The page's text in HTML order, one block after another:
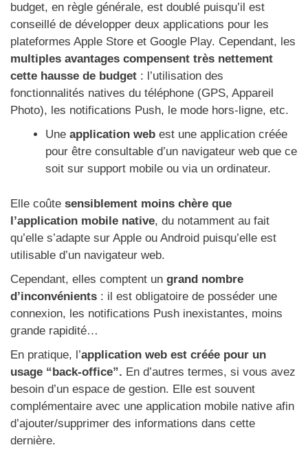
budget, en règle générale, est doublé puisqu’il est
conseillé de développer deux applications pour les
plateformes Apple Store et Google Play. Cependant, les
multiples avantages compensent très nettement
cette hausse de budget : l’utilisation des
fonctionnalités natives du téléphone (GPS, Appareil
Photo), les notifications Push, le mode hors-ligne, etc.
Une application web est une application créée
pour être consultable d’un navigateur web que ce
soit sur support mobile ou via un ordinateur.
Elle coûte sensiblement moins chère que
l’application mobile native, du notamment au fait
qu’elle s’adapte sur Apple ou Android puisqu’elle est
utilisable d’un navigateur web.
Cependant, elles comptent un grand nombre
d’inconvénients : il est obligatoire de posséder une
connexion, les notifications Push inexistantes, moins
grande rapidité…
En pratique, l’application web est créée pour un
usage “back-office”. En d’autres termes, si vous avez
besoin d’un espace de gestion. Elle est souvent
complémentaire avec une application mobile native afin
d’ajouter/supprimer des informations dans cette
dernière.